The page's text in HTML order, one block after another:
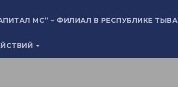
МС” – ФИЛИАЛ В РЕСПУБЛИКЕ ТЫВА